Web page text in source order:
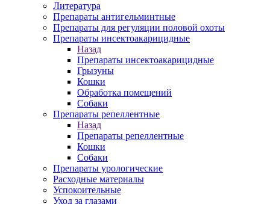
Литература
Препараты антигельминтные
Препараты для регуляции половой охоты
Препараты инсектоакарицидные
Назад
Препараты инсектоакарицидные
Грызуны
Кошки
Обработка помещений
Собаки
Препараты репеллентные
Назад
Препараты репеллентные
Кошки
Собаки
Препараты урологические
Расходные материалы
Успокоительные
Уход за глазами